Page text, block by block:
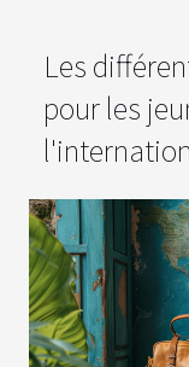
Les
pour les